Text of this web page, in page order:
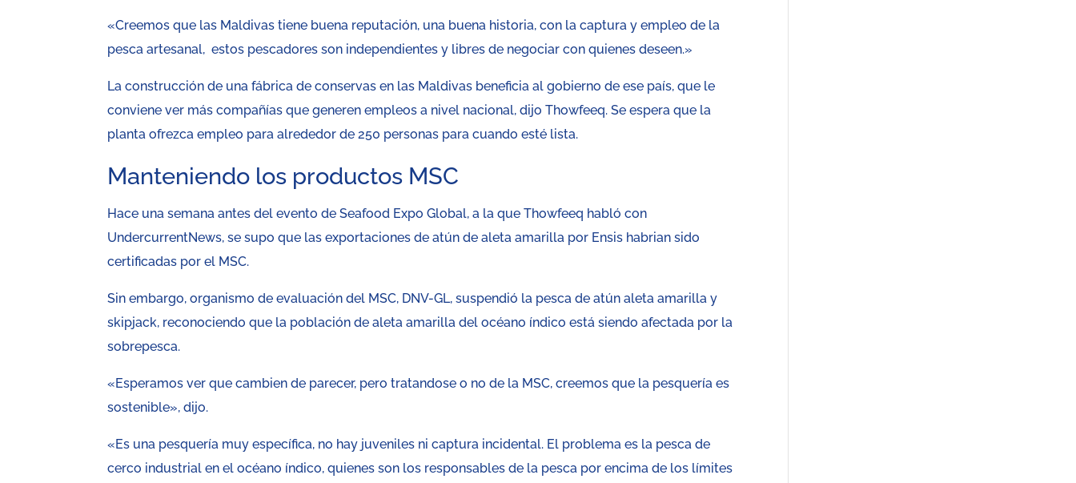
«Creemos que las Maldivas tiene buena reputación, una buena historia, con la captura y empleo de la
pesca artesanal, estos pescadores son independientes y libres de negociar con quienes deseen.»
La construcción de una fábrica de conservas en las Maldivas beneficia al gobierno de ese país, que le
conviene ver más compañías que generen empleos a nivel nacional, dijo Thowfeeq. Se espera que la
planta ofrezca empleo para alrededor de 250 personas para cuando esté lista.
Manteniendo los productos MSC
Hace una semana antes del evento de Seafood Expo Global, a la que Thowfeeq habló con
UndercurrentNews, se supo que las exportaciones de atún de aleta amarilla por Ensis habrian sido
certificadas por el MSC.
Sin embargo, organismo de evaluación del MSC, DNV-GL, suspendió la pesca de atún aleta amarilla y
skipjack, reconociendo que la población de aleta amarilla del océano índico está siendo afectada por la
sobrepesca.
«Esperamos ver que cambien de parecer, pero tratandose o no de la MSC, creemos que la pesquería es
sostenible», dijo.
«Es una pesquería muy específica, no hay juveniles ni captura incidental. El problema es la pesca de
cerco industrial en el océano índico, quienes son los responsables de la pesca por encima de los límites